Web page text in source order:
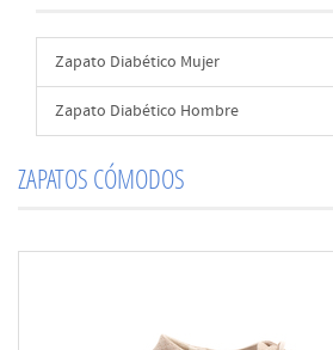
Zapato Diabético Mujer
Zapato Diabético Hombre
ZAPATOS CÓMODOS